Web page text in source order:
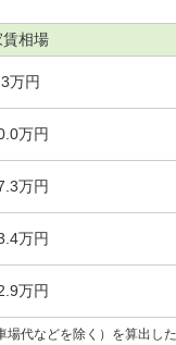
賃相場
万円
万円
万円
万円
万円
代などを除く）を算出した